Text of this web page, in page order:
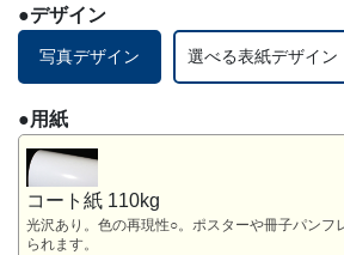
●デザイン
写真デザイン 選べる表紙デザイン
●用紙
コート紙 110kg
光沢あり。色の再現性○。ポスターや冊子パンフ
られます。